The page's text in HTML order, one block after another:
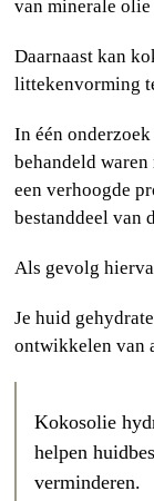
van minerale olie
Daarnaast kan
littekenvorming
In één
behandeld
een verhoogde
bestanddeel van
Als gevolg
Je huid
ontwikkelen van
Kokosolie
helpen
verminderen.